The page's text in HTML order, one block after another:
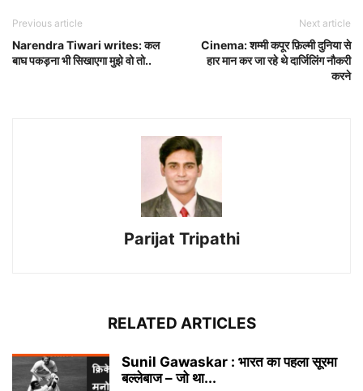
Previous article
Narendra Tiwari writes: कल
बाघ पकड़ना भी सिखाएगा मुझे वो तो..
Next article
Cinema: शम्मी कपूर फ़िल्मी दुनिया से
हार मान कर जा रहे थे दार्जिलिंग नौकरी
करने
Parijat Tripathi
RELATED ARTICLES
Sunil Gawaskar : भारत का पहला सूरमा
बल्लेबाज – जो था...